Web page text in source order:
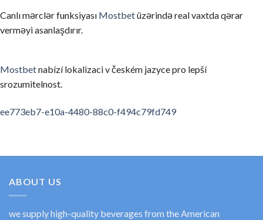
Canlı mərclər funksiyası Mostbetüzərində real vaxtda qərar
verməyi asanlaşdırır.
Mostbetnabízí lokalizaci v českém jazyce pro lepší
srozumitelnost.
spinempire online casino
valor bet app
ee773eb7-e10a-4480-88c0-f494c79fd749
ライセンスのない、あるいは評判の悪いカジノを選ぶと、出
利用規約・ボーナス条件を読まない
ABOUT US
we supply high-quality beverages from the American